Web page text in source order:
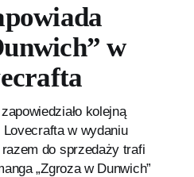
w
kolejną
w wydaniu
do sprzedaży trafi
„Zgroza w Dunwich”